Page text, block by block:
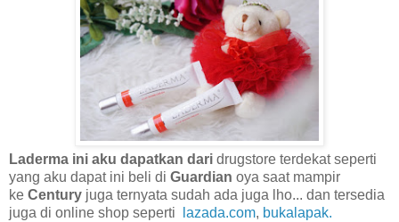
Laderma ini aku dapatkan dari drugstore terdekat seperti
yang aku dapat ini beli di Guardian oya saat mampir
ke Century juga ternyata sudah ada juga lho... dan tersedia
juga di online shop seperti
lazada.com, bukalapak.